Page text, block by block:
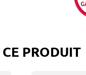
PRODUIT